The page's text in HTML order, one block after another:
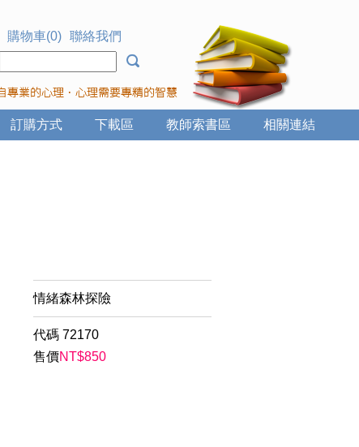
購物車(0) 聯絡我們
相關連結
教師索書區
下載區
訂購方式
情緒森林探險
代碼 72170
售價NT$850